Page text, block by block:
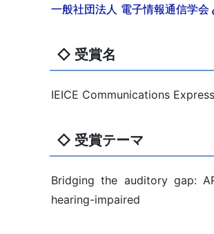
一般社団法人 電子情報通信学会
◇ 受賞名
IEICE Communications
◇ 受賞テーマ
Bridging the auditory gap:
hearing-impaired